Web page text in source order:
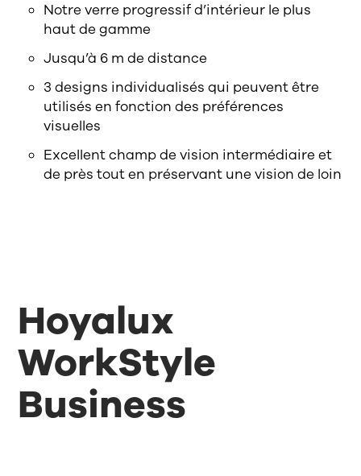
Notre verre progressif d’intérieur le plus
haut de gamme
Jusqu’à 6 m de distance
3 designs individualisés qui peuvent être
utilisés en fonction des préférences
visuelles
Excellent champ de vision intermédiaire et
de près tout en préservant une vision de loin
Hoyalux
WorkStyle
Business